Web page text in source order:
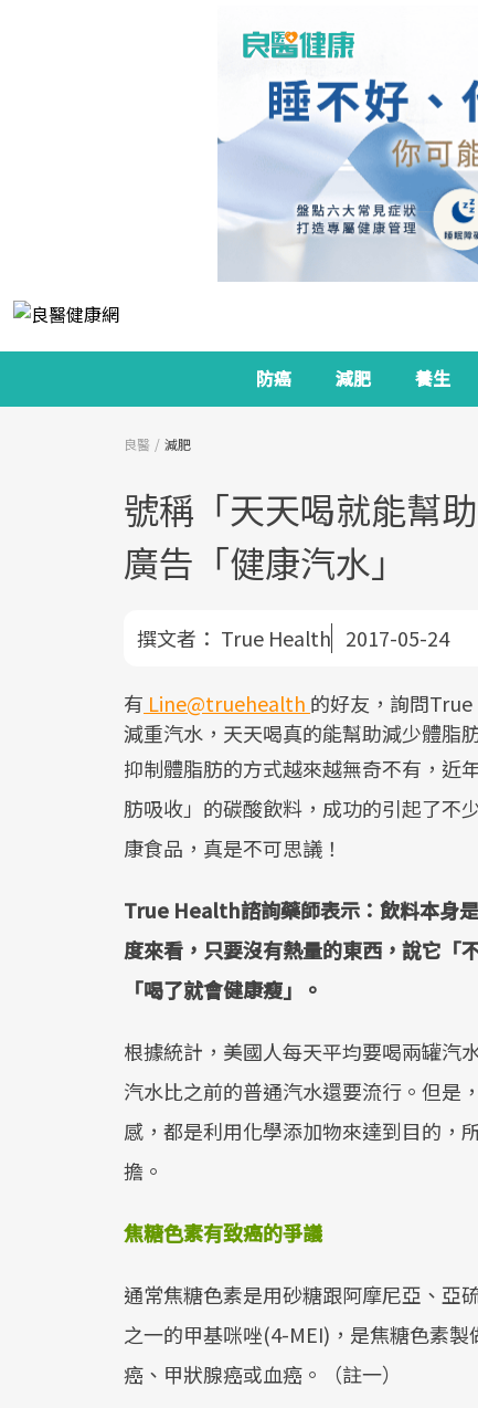
防癌 減肥 養生
良醫 減肥
號稱「天天喝就能幫
廣告「健康汽水」
撰文者： True Health 2017-05-24
有 Line@truehealth 的好友，詢問
減重汽水，天天喝真的能幫助減少體脂肪
抑制體脂肪的方式越來越無奇不有，近
肪吸收」的碳酸飲料，成功的引起了不
康食品，真是不可思議！
True Health諮詢藥師表示：飲料本身
度來看，只要沒有熱量的東西，說它「
「喝了就會健康瘦」。
根據統計，美國人每天平均要喝兩罐汽
汽水比之前的普通汽水還要流行。但是
感，都是利用化學添加物來達到目的，
擔。
焦糖色素有致癌的爭議
通常焦糖色素是用砂糖跟阿摩尼亞、亞
之一的甲基咪唑(4-MEI)，是焦糖色素
癌、甲狀腺癌或血癌。（註一）